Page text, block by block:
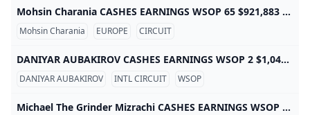
Mohsin Charania CASHES EARNINGS WSOP 65 $921,883 EUROPE 5 $24,870 CIRCUIT 8 $80,578
Mohsin Charania EUROPE CIRCUIT
DANIYAR AUBAKIROV CASHES EARNINGS WSOP 2 $1,041,877 INT’L CIRCUIT 1 $5,000
DANIYAR AUBAKIROV INTL CIRCUIT WSOP
Michael The Grinder Mizrachi CASHES EARNINGS WSOP 82 $8,785,644 EUROPE 2 $551,408 CIRCUIT 8 $425,316